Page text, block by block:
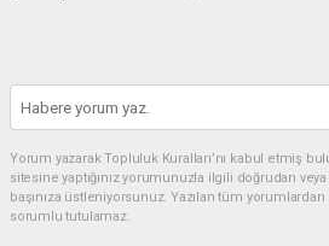
Yorum yazarak Topluluk Kuralları’nı kabul etmiş
sitesine yaptığınız yorumunuzla ilgili doğrudan
başınıza üstleniyorsunuz. Yazılan tüm
sorumlu tutulamaz.